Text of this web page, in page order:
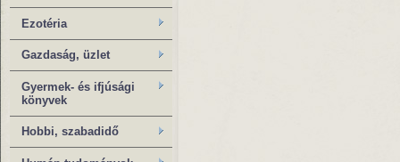
Ezotéria
Gazdaság, üzlet
Gyermek- és ifjúsági
könyvek
Hobbi, szabadidő